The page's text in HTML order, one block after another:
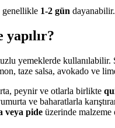
genellikle 1-2 gün
yemeklerde kullanılabilir.
taze salsa, avokado ve
peynir ve otlarla birlikte
ve baharatlarla
veya pide üzerinde